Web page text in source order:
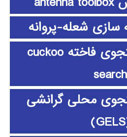
سازی شعله-پروانه
الگوریتم جستجوی فاخته cuckoo
search
محلی گرانشی